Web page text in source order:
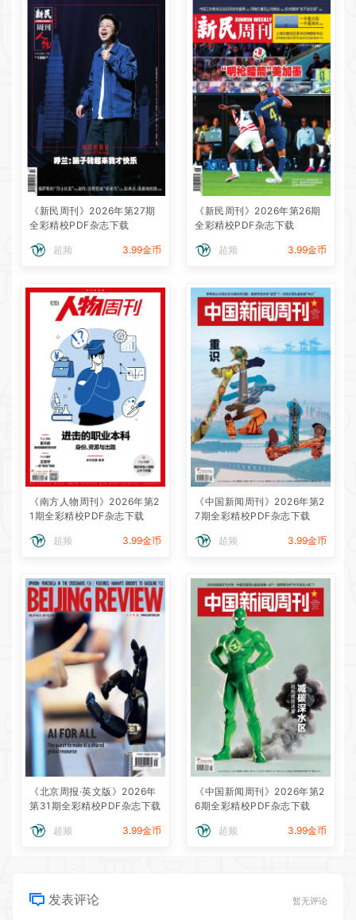
《新民周刊》2026年第27期
全彩精校PDF杂志下载
超频 3.99金币
《新民周刊》2026年第26期
全彩精校PDF杂志下载
超频 3.99金币
《南方人物周刊》2026年第2
1期全彩精校PDF杂志下载
超频 3.99金币
《中国新闻周刊》2026年第2
7期全彩精校PDF杂志下载
超频 3.99金币
《北京周报·英文版》2026年
第31期全彩精校PDF杂志下载
超频 3.99金币
《中国新闻周刊》2026年第2
6期全彩精校PDF杂志下载
超频 3.99金币
发表评论 暂无评论